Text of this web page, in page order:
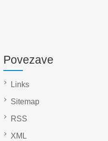
Povezave
Links
Sitemap
RSS
XML